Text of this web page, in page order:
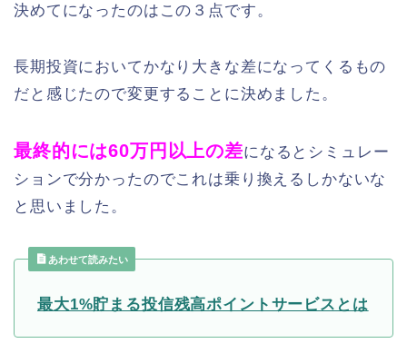
決めてになったのはこの３点です。
長期投資においてかなり大きな差になってくるもの
だと感じたので変更することに決めました。
最終的には60万円以上の差になるとシミュレー
ションで分かったのでこれは乗り換えるしかないな
と思いました。
あわせて読みたい
最大1%貯まる投信残高ポイントサービスとは